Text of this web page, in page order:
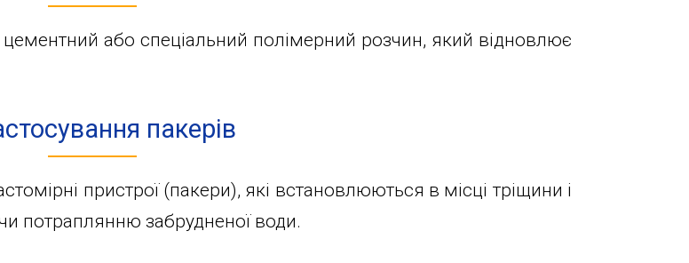
або спеціальний полімерний розчин, який відновлює
пакерів
пристрої (пакери), які встановлюються в місці тріщини і
потраплянню забрудненої води.